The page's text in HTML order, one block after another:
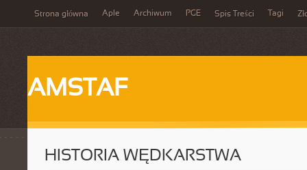
Strona główna Aple Archiwum PGE Spis Treści Tagi
AMSTAF
HISTORIA WĘDKARSTWA